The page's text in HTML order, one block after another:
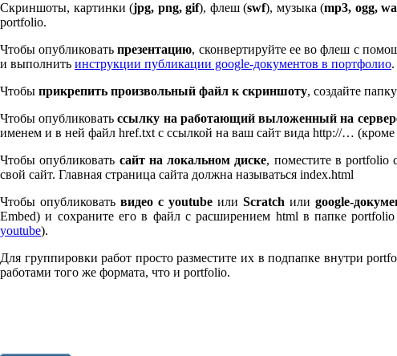
Скриншоты, картинки (jpg, png, gif), флеш (swf), музыка (mp3, ogg,
port­fo­lio.
Чтобы опубликоватьпрезентацию, сконвертируйте ее во флеш с
и выполнить инструкции публикации google-документов в портфолио.
Чтобы прикрепить произвольный файл к скриншоту, создайте
Чтобы опубликоватьссылку на работающий выложенный на
именем и в ней файл href.txt с ссылкой на ваш сайт вида http://…
Чтобы опубликовать сайт на локальном диске, поместите в port­fo­lio
свой сайт. Главная страница сайта должна называться index.html
Чтобы опубликоватьвидео с youtube илиScratch илиgoogle-
Embed) и сохраните его в файл с расширением html в папке
youtube).
Для группировки работ просто разместите их в подпапке внутри
работами того же формата, что и port­fo­lio.